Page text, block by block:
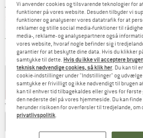
Original pris :
119,95€
Pris:
89,96€ inkl. moms.
KR672,48
Gratis forsendelse(DK)Danmark.
Farve:Cool Jungle
25% 25% 25% 25%
Vælg en størrelse:
XS
Vi anvender cookies og tilsvarende teknologier for
funktioner på vores website. Desuden tilbyder vi
funktioner og analyserer vores datatrafik for at
reklamer og stille social media-funktioner til
media-, reklame- og analysepartnere også
vores website, hvoraf nogle befinder sig i
garantier for at beskytte dine data. Hvis du klikker
samtykke til dette. Hvis du ikke vil acceptere
teknisk nødvendige cookies, så klik her. Du kan til
cookie-indstillinger under "Indstillinger" og
samtykke er frivilligt og ikke nødvendigt til brugen
kan til enhver tid tilbagekaldes eller gives for første
den nederste del på vores hjemmeside. Du kan
herunder risikoen for overførsler til tredjelande, om
privatlivspolitik.